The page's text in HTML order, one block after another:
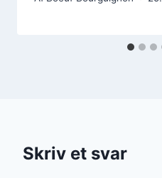
Skriv et svar